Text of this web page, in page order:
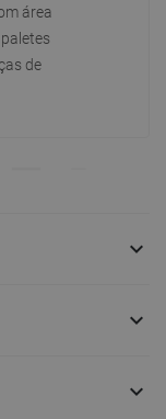
área
de


